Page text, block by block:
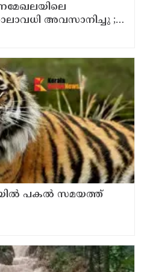
അവസാനിച്ചു ;
ഹൈക്കോടതി
പകല്‍ സമയത്ത്